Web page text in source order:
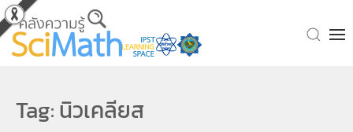
Skip to main content
Tag: นิวเคลียส